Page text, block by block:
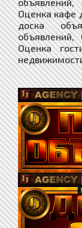
Оценка кафе
доска
Оценка